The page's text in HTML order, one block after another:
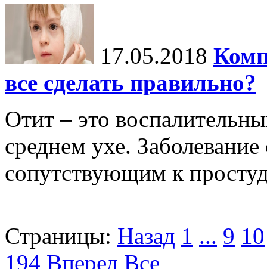
17.05.2018
все сделать правильно?
Отит – это
среднем ухе. Заболевание
сопутствующим к
Страницы: Назад 1 ... 9 10
194 Вперед Все